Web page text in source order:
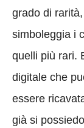
grado di
simboleggia i
quelli più rari.
digitale che
essere
già si